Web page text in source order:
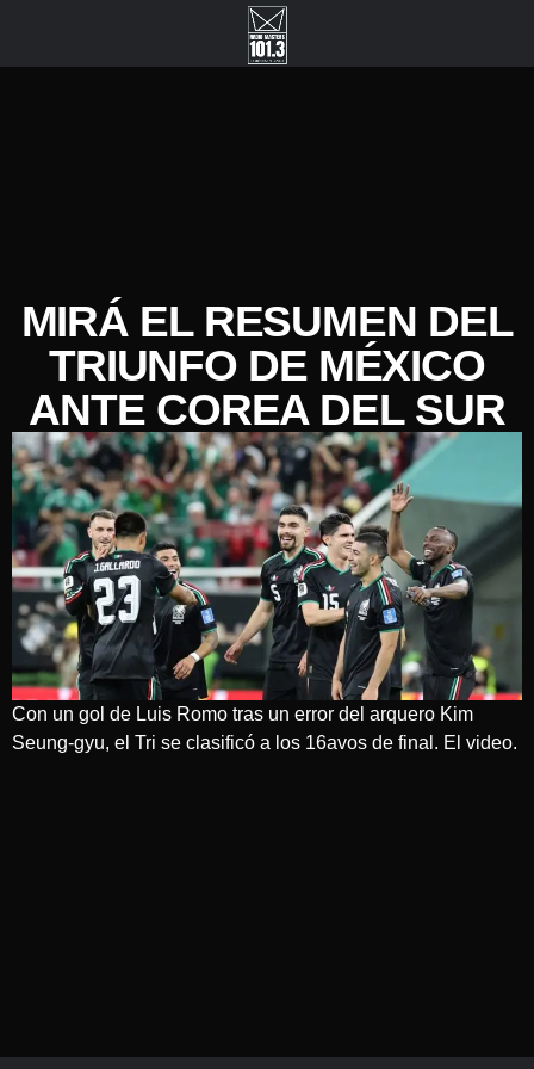
MIRÁ EL RESUMEN DEL
TRIUNFO DE MÉXICO
ANTE COREA DEL SUR
Con un gol de Luis Romo tras un error del arquero Kim
Seung-gyu, el Tri se clasificó a los 16avos de final. El video.